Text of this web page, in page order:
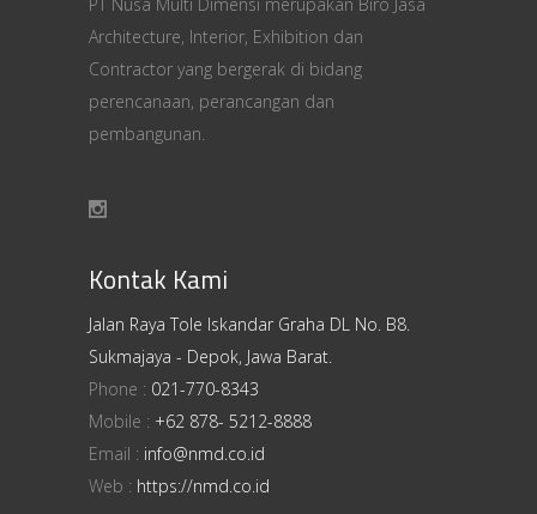
Architecture, Interior, Exhibition dan
Contractor yang bergerak di bidang
perencanaan, perancangan dan
pembangunan.
Kontak Kami
Jalan Raya Tole Iskandar Graha DL No. B8.
Sukmajaya - Depok, Jawa Barat.
Phone : 021-770-8343
Mobile : +62 878- 5212-8888
Email : info@nmd.co.id
Web : https://nmd.co.id